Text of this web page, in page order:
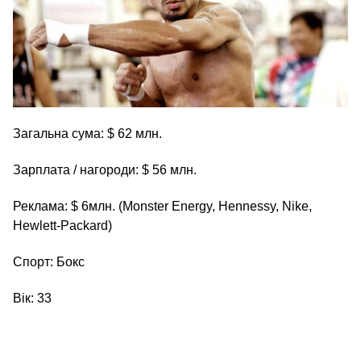
Загальна сума: $ 62 млн.
Зарплата / нагороди: $ 56 млн.
Реклама: $ 6млн. (Monster Energy, Hennessy, Nike,
Hewlett-Packard)
Спорт: Бокс
Вік: 33